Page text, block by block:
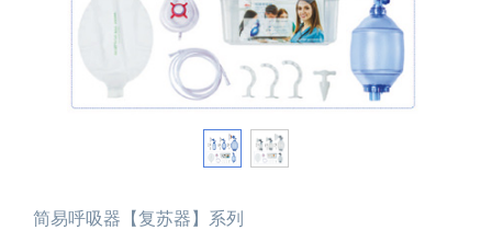
简易呼吸器【复苏器】系列